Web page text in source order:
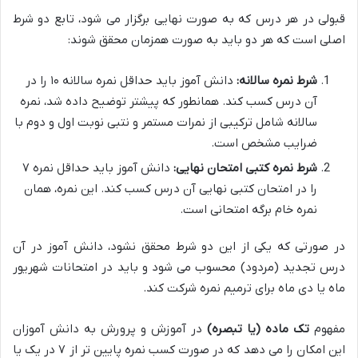
قبولی در هر درس که به صورت نهایی برگزار می شود، تابع دو شرط
اصلی است که هر دو باید به صورت همزمان محقق شوند:
شرط نمره سالانه:
دانش آموز باید حداقل نمره سالانه ۱۰ را در
آن درس کسب کند. همانطور که پیشتر توضیح داده شد، نمره
سالانه شامل ترکیبی از نمرات مستمر و نتبی نوبت اول و دوم با
ضرایب مشخص است.
شرط نمره کتبی امتحان نهایی:
دانش آموز باید حداقل نمره ۷
را در امتحان کتبی نهایی آن درس کسب کند. این نمره، همان
نمره خام برگه امتحانی است.
در صورتی که یکی از این دو شرط محقق نشود، دانش آموز در آن
درس تجدید (مردود) محسوب می شود و باید در امتحانات شهریور
ماه یا دی ماه برای ترمیم نمره شرکت کند.
مفهوم تک ماده (یا تبصره) در آموزش و پرورش به دانش آموزان
این امکان را می دهد که در صورت کسب نمره پایین تر از ۷ در یک یا